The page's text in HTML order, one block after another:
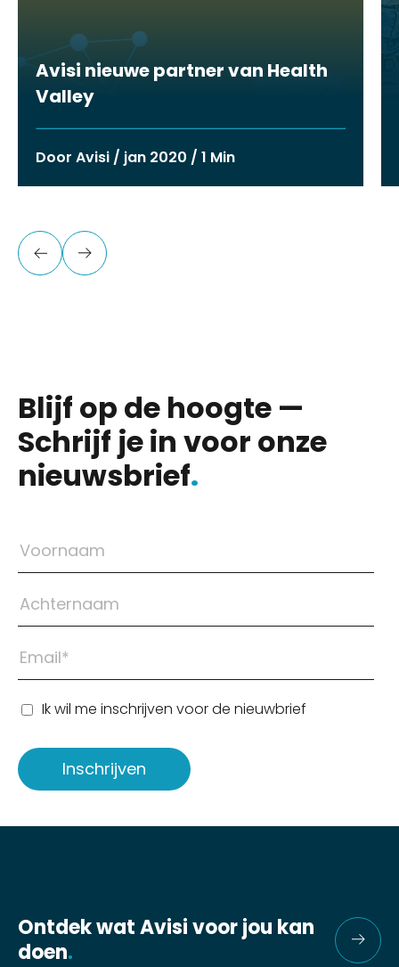
Avisi nieuwe partner van Health
Valley
Door Avisi / jan 2020 / 1 Min
Blijf op de hoogte —
Schrijf je in voor onze
nieuwsbrief.
Ik wil me inschrijven voor de nieuwbrief
Ontdek wat Avisi voor jou kan
doen.